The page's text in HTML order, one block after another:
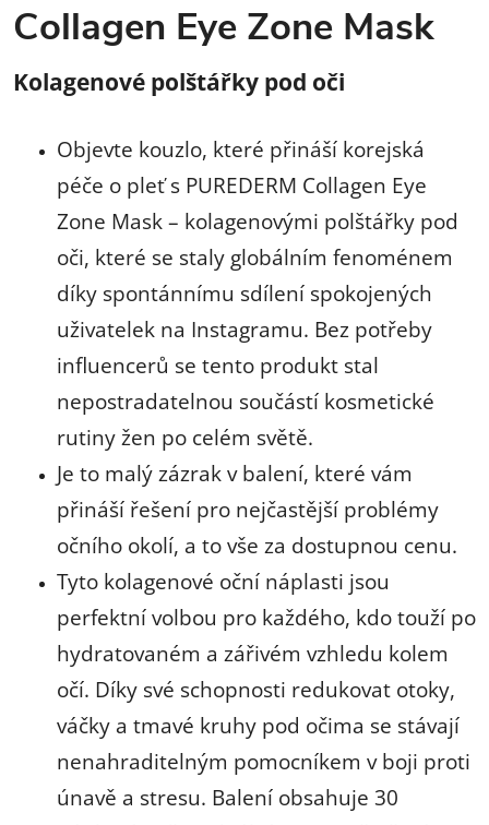
Collagen Eye Zone Mask
Kolagenové polštářky pod oči
Objevte kouzlo, které přináší korejská
péče o pleť s PUREDERM Collagen Eye
Zone Mask – kolagenovými polštářky pod
oči, které se staly globálním fenoménem
díky spontánnímu sdílení spokojených
uživatelek na Instagramu. Bez potřeby
influencerů se tento produkt stal
nepostradatelnou součástí kosmetické
rutiny žen po celém světě.
Je to malý zázrak v balení, které vám
přináší řešení pro nejčastější problémy
očního okolí, a to vše za dostupnou cenu.
Tyto kolagenové oční náplasti jsou
perfektní volbou pro každého, kdo touží po
hydratovaném a zářivém vzhledu kolem
očí. Díky své schopnosti redukovat otoky,
váčky a tmavé kruhy pod očima se stávají
nenahraditelným pomocníkem v boji proti
únavě a stresu. Balení obsahuje 30